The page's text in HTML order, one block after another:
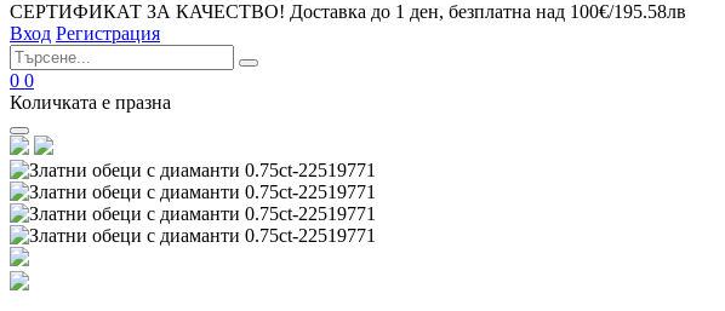
СЕРТИФИКАТ ЗА КАЧЕСТВО! Доставка до 1 ден, безплатна над 100€/195.58лв
Вход Регистрация
0 0
Количката е празна